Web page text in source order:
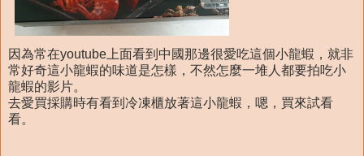
因為常在youtube上面看到中國那邊很愛吃這個小龍蝦，就非
常好奇這小龍蝦的味道是怎樣，不然怎麼一堆人都要拍吃小
龍蝦的影片。
去愛買採購時有看到冷凍櫃放著這小龍蝦，嗯，買來試看
看。